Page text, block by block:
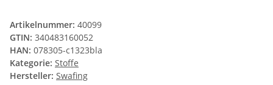
Artikelnummer: 40099
GTIN: 340483160052
HAN: 078305-c1323bla
Kategorie: Stoffe
Hersteller: Swafing